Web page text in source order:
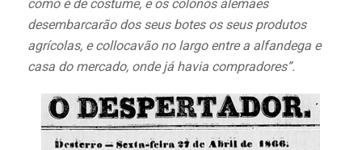
como é de costume, e os colonos alemães
desembarcarão dos seus botes os seus produtos
agrícolas, e collocavão no largo entre a alfandega e
casa do mercado, onde já havia compradores”.